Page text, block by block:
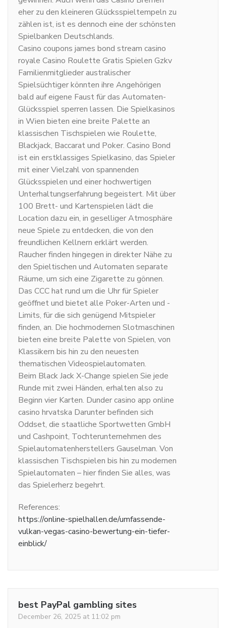
eher zu den kleineren Glücksspieltempeln zu
zählen ist, ist es dennoch eine der schönsten
Spielbanken Deutschlands.
Casino coupons james bond stream casino
royale Casino Roulette Gratis Spielen Gzkv
Familienmitglieder australischer
Spielsüchtiger könnten ihre Angehörigen
bald auf eigene Faust für das Automaten-
Glücksspiel sperren lassen. Die Spielkasinos
in Wien bieten eine breite Palette an
klassischen Tischspielen wie Roulette,
Blackjack, Baccarat und Poker. Casino Bond
ist ein erstklassiges Spielkasino, das Spieler
mit einer Vielzahl von spannenden
Glücksspielen und einer hochwertigen
Unterhaltungserfahrung begeistert. Mit über
100 Brett- und Kartenspielen lädt die
Location dazu ein, in geselliger Atmosphäre
neue Spiele zu entdecken, die von den
freundlichen Kellnern erklärt werden.
Raucher finden hingegen in direkter Nähe zu
den Spieltischen und Automaten separate
Räume, um sich eine Zigarette zu gönnen.
Das CCC hat rund um die Uhr für Spieler
geöffnet und bietet alle Poker-Arten und -
Limits, für die sich genügend Mitspieler
finden, an. Die hochmodernen Slotmaschinen
bieten eine breite Palette von Spielen, von
Klassikern bis hin zu den neuesten
thematischen Videospielautomaten.
Beim Black Jack X-Change spielen Sie jede
Runde mit zwei Händen, erhalten also zu
Beginn vier Karten. Dunder casino app online
casino hrvatska Darunter befinden sich
Oddset, die staatliche Sportwetten GmbH
und Cashpoint, Tochterunternehmen des
Spielautomatenherstellers Gauselman. Von
klassischen Tischspielen bis hin zu modernen
Spielautomaten – hier finden Sie alles, was
das Spielerherz begehrt.
References:
https://online-spielhallen.de/umfassende-
vulkan-vegas-casino-bewertung-ein-tiefer-
einblick/
best PayPal gambling sites
December 26, 2025 at 11:02 pm